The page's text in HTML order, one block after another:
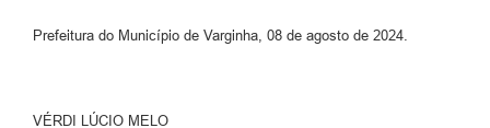
Prefeitura do Município de Varginha, 08 de agosto de 2024.
VÉRDI LÚCIO MELO